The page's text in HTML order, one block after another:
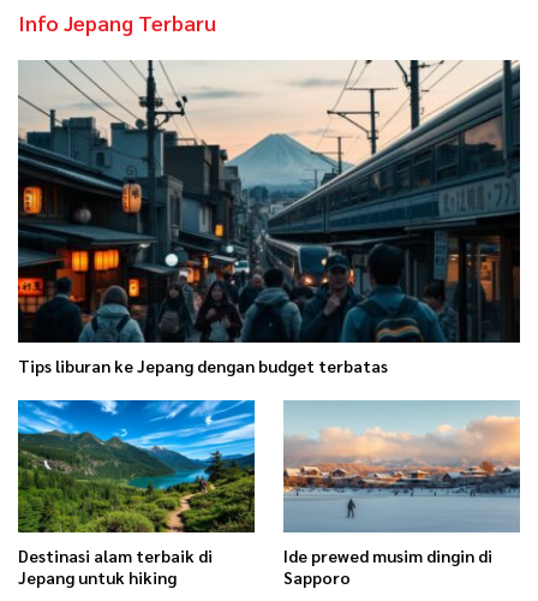
Info Jepang Terbaru
Tips liburan ke Jepang dengan budget terbatas
Destinasi alam terbaik di
Jepang untuk hiking
Ide prewed musim dingin di
Sapporo